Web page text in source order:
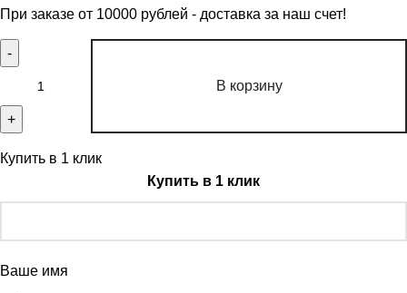
При заказе от 10000 рублей - доставка за наш счет!
В корзину
Купить в 1 клик
Купить в 1 клик
Ваше имя